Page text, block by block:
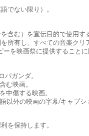
でない限り）。
含む）を宣伝目的で使用す
所有し、すべての音楽クリ
を映画祭に提供することに
パガンダ。
む映画。
中傷する映画。
以外の映画の字幕/キャプ
を保持します。